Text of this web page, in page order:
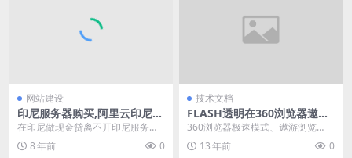
网站建设
印尼服务器购买,阿里云印尼服
务器折扣,印度尼西亚免备案服
务器
在印尼做现金贷离不开印尼服务
器，阿里云高性能服务器推出印尼
版，机房位于雅加达。印...
8 年前 0
技术文档
FLASH透明在360浏览器遨游
浏览器等极速模式下失效解决
办法
360浏览器极速模式、遨游浏览
器、firefox等浏览器 flash无透明
了！&...
13 年前 0